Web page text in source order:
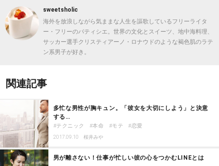
sweetsholic
海外を放浪しながら気ままな人生を謳歌しているフリーライタ
ー・フリーのパティシエ。世界の文化とスイーツ、地中海料理、
サッカー選手クリスティアーノ・ロナウドのような褐色肌のラテ
ン系男子が好き。
関連記事
多忙な男性が胸キュン。「彼女を大切にしよう」と決意
する…
テクニック 本命 モテ 恋愛
2017.09.10 桜井みや
男が離さない！仕事が忙しい彼の心をつかむLINEとは